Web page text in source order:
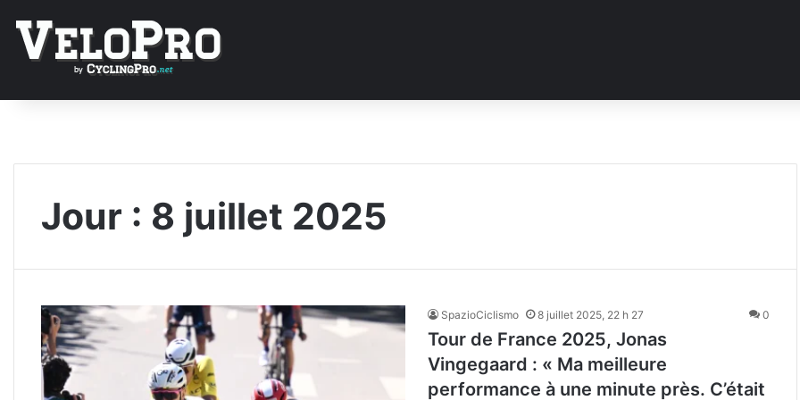
Jour : 8 juillet 2025
SpazioCiclismo 8 juillet 2025, 22 h 27 0
Tour de France 2025, Jonas
Vingegaard : « Ma meilleure
performance à une minute près. C’était